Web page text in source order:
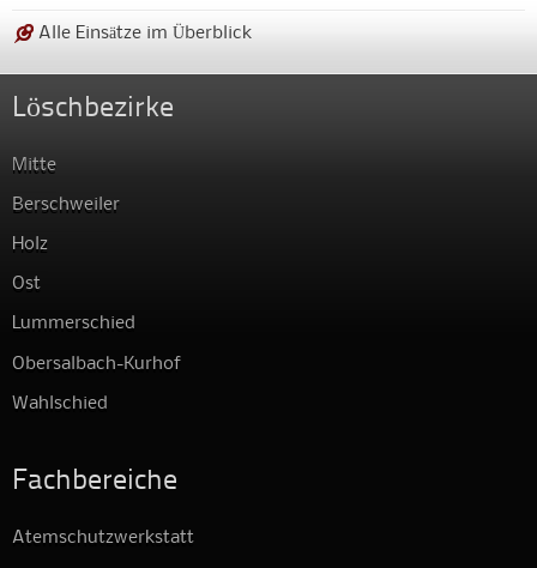
Alle Einsätze im Überblick
Löschbezirke
Mitte
Berschweiler
Holz
Ost
Lummerschied
Obersalbach-Kurhof
Wahlschied
Fachbereiche
Atemschutzwerkstatt